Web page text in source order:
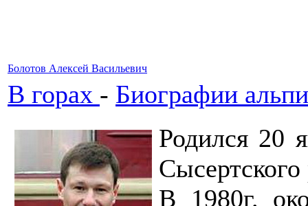
Болотов Алексей Васильевич
В горах - Биографии
Родился 20
В 1980г.